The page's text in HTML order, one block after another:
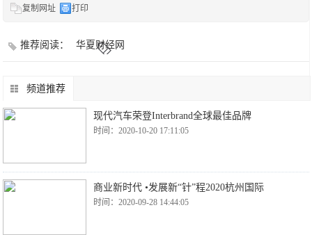
复制网址
打印
推荐阅读： 华夏财经网
频道推荐
现代汽车荣登Interbrand全球最佳品牌
时间：2020-10-20 17:11:05
商业新时代 •发展新“针”程2020杭州国际
时间：2020-09-28 14:44:05